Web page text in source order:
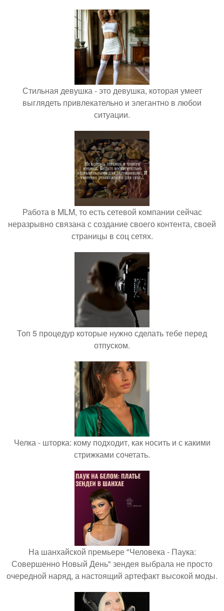
Стильная девушка - это девушка, которая умеет
выглядеть привлекательно и элегантно в любои
ситуации.
Работа в MLM, то есть сетевой компании сейчас
неразрывно связана с создание своего контента, своей
страницы в соц сетях.
Топ 5 процедур которые нужно сделать тебе перед
отпуском.
Челка - шторка: кому подходит, как носить и с какими
стрижками сочетать.
На шанхайской премьере "Человека - Паука:
Совершенно Новый День" зендея выбрала не просто
очередной наряд, а настоящий артефакт высокой моды.